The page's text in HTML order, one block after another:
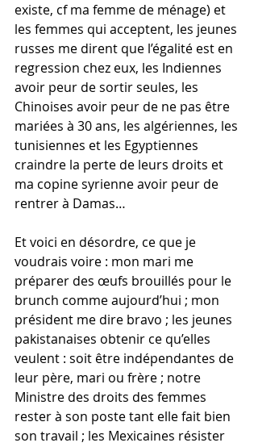
existe, cf ma femme de ménage) et
les femmes qui acceptent, les jeunes
russes me dirent que l’égalité est en
regression chez eux, les Indiennes
avoir peur de sortir seules, les
Chinoises avoir peur de ne pas être
mariées à 30 ans, les algériennes, les
tunisiennes et les Egyptiennes
craindre la perte de leurs droits et
ma copine syrienne avoir peur de
rentrer à Damas…
Et voici en désordre, ce que je
voudrais voire : mon mari me
préparer des œufs brouillés pour le
brunch comme aujourd’hui ; mon
président me dire bravo ; les jeunes
pakistanaises obtenir ce qu’elles
veulent : soit être indépendantes de
leur père, mari ou frère ; notre
Ministre des droits des femmes
rester à son poste tant elle fait bien
son travail ; les Mexicaines résister